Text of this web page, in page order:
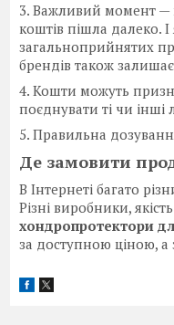
3. Важливий момент —
коштів пішла далеко.
загальноприйнятих
брендів також
4. Кошти можуть
поєднувати ті чи
5. Правильна
Де замовити
В Інтернеті багато
Різні виробники,
хондропротектори
за доступною ціною, а